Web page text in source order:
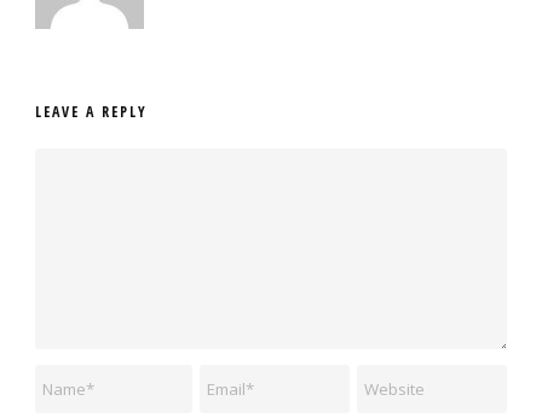
LEAVE A REPLY